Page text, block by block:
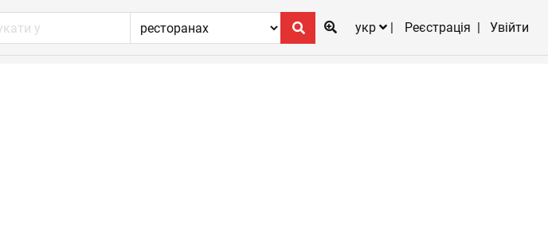
укр
Реєстрація Увійти